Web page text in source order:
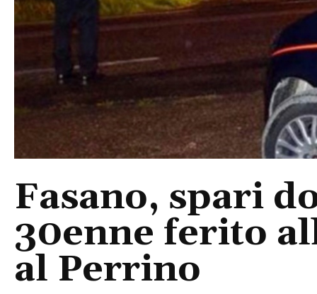
Fasano, spari
30enne ferito
al Perrino